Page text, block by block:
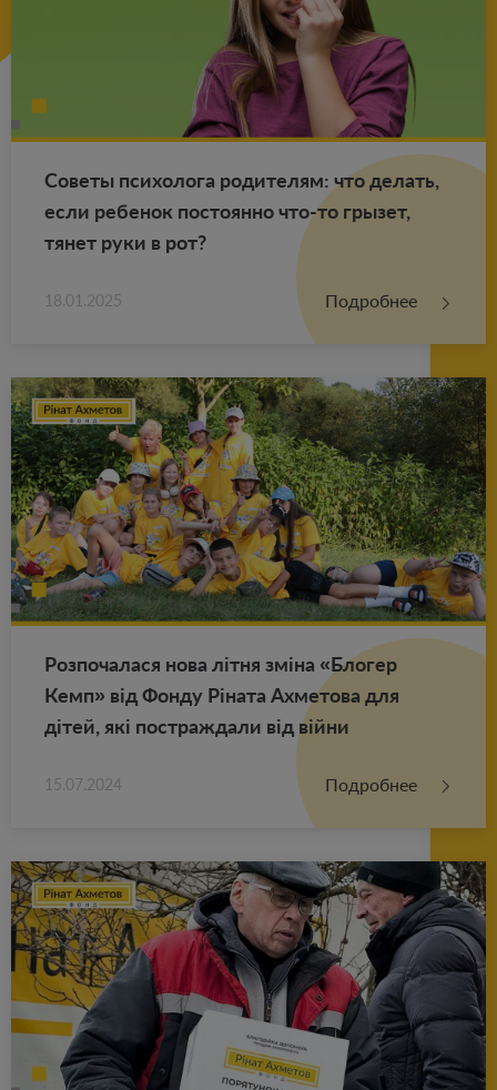
Со­ве­ты пси­хо­ло­га ро­ди­те­лям: что де­лать,
если ре­бе­нок по­сто­ян­но что-то гры­зет,
тянет руки в рот?
18.01.2025 Подробнее
Роз­по­ча­ла­ся нова літня зміна «Бло­гер
Кемп» від Фонду Ріната Ах­ме­то­ва для
дітей, які по­ст­раж­да­ли від війни
15.07.2024 Подробнее